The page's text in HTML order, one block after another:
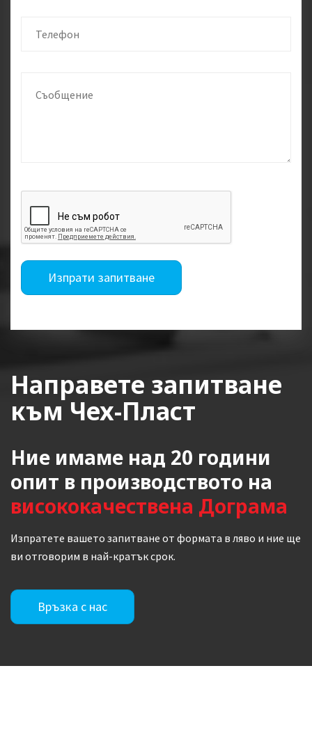
Изпрати запитване
Направете запитване
към Чех-Пласт
Ние имаме над 20 години
опит в производството на
висококачествена Дограма
Изпратете вашето запитване от формата в ляво и ние ще
ви отговорим в най-кратък срок.
Връзка с нас